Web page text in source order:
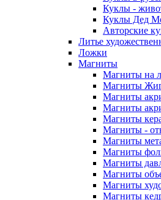
Куклы -
Куклы Дед
Авторские
Литье
Ложки
Магниты
Магниты на
Магниты
Магниты
Магниты
Магниты
Магниты -
Магниты
Магниты
Магниты
Магниты
Магниты
Магниты